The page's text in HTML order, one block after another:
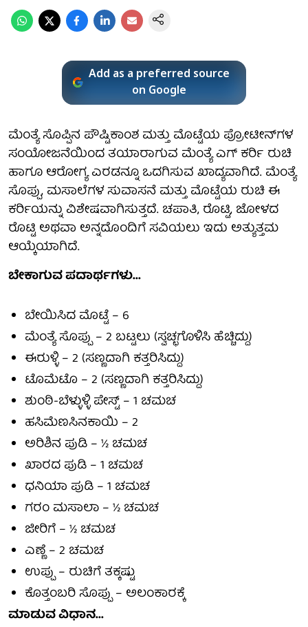
Add as a preferred source
on Google
ಮೆಂತ್ಯೆ ಸೊಪ್ಪಿನ ಪೌಷ್ಟಿಕಾಂಶ ಮತ್ತು ಮೊಟ್ಟೆಯ ಪ್ರೋಟೀನ್‌ಗಳ
ಸಂಯೋಜನೆಯಿಂದ ತಯಾರಾಗುವ ಮೆಂತ್ಯೆ ಎಗ್ ಕರ್ರಿ ರುಚಿ
ಹಾಗೂ ಆರೋಗ್ಯ ಎರಡನ್ನೂ ಒದಗಿಸುವ ಖಾದ್ಯವಾಗಿದೆ. ಮೆಂತ್ಯೆ
ಸೊಪ್ಪು, ಮಸಾಲೆಗಳ ಸುವಾಸನೆ ಮತ್ತು ಮೊಟ್ಟೆಯ ರುಚಿ ಈ
ಕರ್ರಿಯನ್ನು ವಿಶೇಷವಾಗಿಸುತ್ತದೆ. ಚಪಾತಿ, ರೊಟ್ಟಿ, ಜೋಳದ
ರೊಟ್ಟಿ ಅಥವಾ ಅನ್ನದೊಂದಿಗೆ ಸವಿಯಲು ಇದು ಅತ್ಯುತ್ತಮ
ಆಯ್ಕೆಯಾಗಿದೆ.
ಬೇಕಾಗುವ ಪದಾರ್ಥಗಳು...
ಬೇಯಿಸಿದ ಮೊಟ್ಟೆ – 6
ಮೆಂತ್ಯೆ ಸೊಪ್ಪು – 2 ಬಟ್ಟಲು (ಸ್ವಚ್ಛಗೊಳಿಸಿ ಹೆಚ್ಚಿದ್ದು)
ಈರುಳ್ಳಿ – 2 (ಸಣ್ಣದಾಗಿ ಕತ್ತರಿಸಿದ್ದು)
ಟೊಮೆಟೊ – 2 (ಸಣ್ಣದಾಗಿ ಕತ್ತರಿಸಿದ್ದು)
ಶುಂಠಿ-ಬೆಳ್ಳುಳ್ಳಿ ಪೇಸ್ಟ್ – 1 ಚಮಚ
ಹಸಿಮೆಣಸಿನಕಾಯಿ – 2
ಅರಿಶಿನ ಪುಡಿ – ½ ಚಮಚ
ಖಾರದ ಪುಡಿ – 1 ಚಮಚ
ಧನಿಯಾ ಪುಡಿ – 1 ಚಮಚ
ಗರಂ ಮಸಾಲಾ – ½ ಚಮಚ
ಜೀರಿಗೆ – ½ ಚಮಚ
ಎಣ್ಣೆ – 2 ಚಮಚ
ಉಪ್ಪು – ರುಚಿಗೆ ತಕ್ಕಷ್ಟು
ಕೊತ್ತಂಬರಿ ಸೊಪ್ಪು – ಅಲಂಕಾರಕ್ಕೆ
ಮಾಡುವ ವಿಧಾನ...